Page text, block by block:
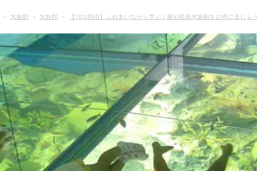
水族館 水族館 【10%割引】ふれあいながら学ぶ！越前松島水族館をお得に楽しもう